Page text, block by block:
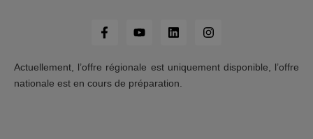
Actuellement, l’offre régionale est uniquement disponible, l’offre
nationale est en cours de préparation.